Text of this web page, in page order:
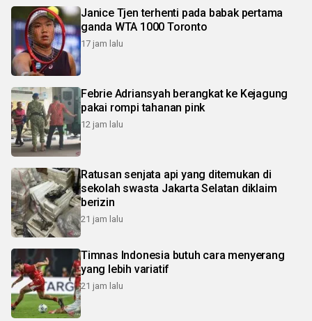
Janice Tjen terhenti pada babak pertama
ganda WTA 1000 Toronto
17 jam lalu
Febrie Adriansyah berangkat ke Kejagung
pakai rompi tahanan pink
12 jam lalu
Ratusan senjata api yang ditemukan di
sekolah swasta Jakarta Selatan diklaim
berizin
21 jam lalu
Timnas Indonesia butuh cara menyerang
yang lebih variatif
21 jam lalu